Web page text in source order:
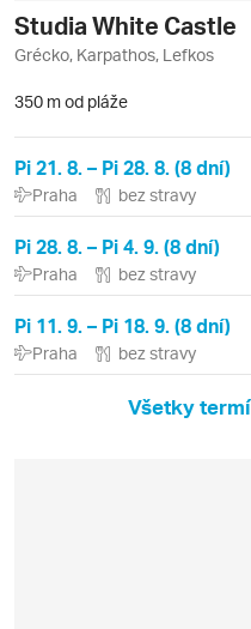
Studia White Castle
Grécko, Karpathos, Lefkos
350 m od pláže
Pi 21. 8. – Pi 28. 8. (8 dní)
Praha bez stravy
Pi 28. 8. – Pi 4. 9. (8 dní)
Praha bez stravy
Pi 11. 9. – Pi 18. 9. (8 dní)
Praha bez stravy
Všetky